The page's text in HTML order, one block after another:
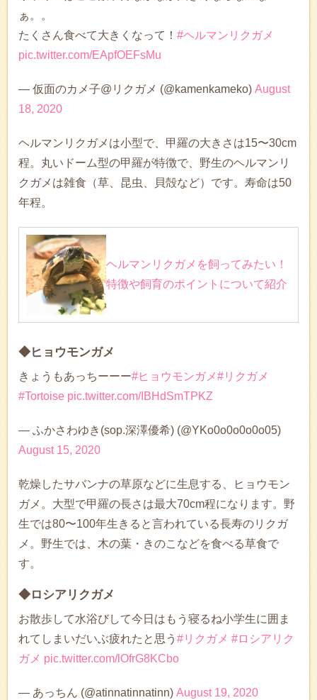
ぁ。。
たくさん食べて大きくなって！ #ヘルマンリクガメ
pic.twitter.com/EApfOEFsMu
— 仮面のカメ子@リクガメ (@kamenkameko) August
18, 2020
ヘルマンリクガメは小型で、甲羅の大きさは15〜30cm
程。丸いドーム型の甲羅が特徴で、野生のヘルマンリ
クガメは雑食（草、昆虫、貝殻など）です。寿命は50
年程。
ヘルマンリクガメを飼ってみたい！
特徴や飼育のポイントについて紹介
◆ヒョウモンガメ
きょうもあっちーーー#ヒョウモンガメ#リクガメ
#Tortoise pic.twitter.com/IBHdSmTPKZ
— ふかさわゆき(sop.深澤優希) (@YKo0o0o0o0o05)
August 15, 2020
乾燥したサバンナの草原などに生息する、ヒョウモン
ガメ。大型で甲羅の長さは最大70cm程になります。野
生では80〜100年生きると言われている長寿のリクガ
メ。野生では、木の葉・きのこなどを食べる草食で
す。
◆ロシアリクガメ
お散歩して水浴びして今日はもう寝るね小学生に囲ま
れてしまいだいぶ疲れたと思う #リクガメ #ロシアリク
ガメ pic.twitter.com/lOfrG8KCbo
— あっちん (@atinnatinnatinn) August 19, 2020